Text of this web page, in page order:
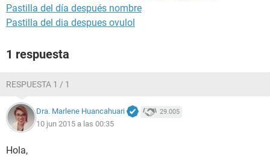
Pastilla del día después nombre
Pastilla del dia despues ovulol
1 respuesta
RESPUESTA 1 / 1
Dra. Marlene Huancahuari 29.005
10 jun 2015 a las 00:35
Hola,